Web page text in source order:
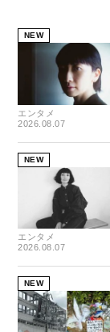
NEW
エンタメ
2026.08.07
NEW
エンタメ
2026.08.07
NEW